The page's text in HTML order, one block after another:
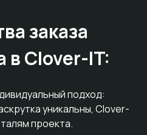
заказа
в Clover-IT:
подход:
уникальны, Clover-
проекта.